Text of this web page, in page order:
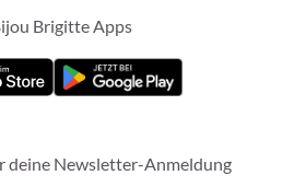
Brigitte Apps
deine Newsletter-Anmeldung